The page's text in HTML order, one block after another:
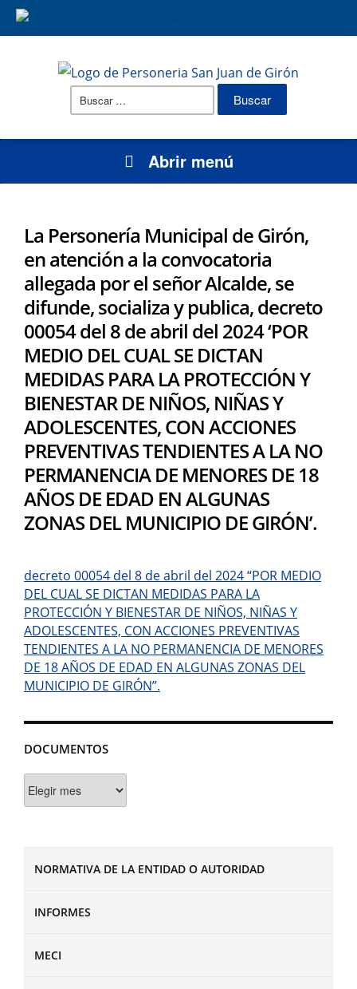
Buscar:
Abrir menú
DOCUMENTOS
NORMATIVA DE LA ENTIDAD O AUTORIDAD
INFORMES
MECI
La Personería Municipal de Girón,
en atención a la convocatoria
allegada por el señor Alcalde, se
difunde, socializa y publica, decreto
00054 del 8 de abril del 2024 ‘POR
MEDIO DEL CUAL SE DICTAN
MEDIDAS PARA LA PROTECCIÓN Y
BIENESTAR DE NIÑOS, NIÑAS Y
ADOLESCENTES, CON ACCIONES
PREVENTIVAS TENDIENTES A LA NO
PERMANENCIA DE MENORES DE 18
AÑOS DE EDAD EN ALGUNAS
ZONAS DEL MUNICIPIO DE GIRÓN’.
decreto 00054 del 8 de abril del 2024 “POR MEDIO
DEL CUAL SE DICTAN MEDIDAS PARA LA
PROTECCIÓN Y BIENESTAR DE NIÑOS, NIÑAS Y
ADOLESCENTES, CON ACCIONES PREVENTIVAS
TENDIENTES A LA NO PERMANENCIA DE MENORES
DE 18 AÑOS DE EDAD EN ALGUNAS ZONAS DEL
MUNICIPIO DE GIRÓN”.